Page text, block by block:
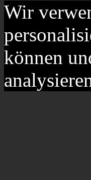
Wir
können